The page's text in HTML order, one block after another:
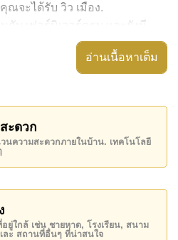
ณจะได้รับ วิว เมือง.
กับ เฟอร์นิเจอร์ครบ และยังมี
แก่ ห้องหัวมุม, เครื่องปรับ
มีสิ่งอำนวยความสะดวก
าวน่าหรือห้องอบไอน้ำ,
Residence Pattaya ได้แก่:
, ใกล้กับสปา & ซาวน่า , พัทยา
9 หลุม กอล์ฟ , โรงพยาบาล
ทยาอินเตอร์เนชั่นแนล
อ่านเนื้อหาเต็ม
ะดวก
นความสะดวกภายในบ้าน. เทคโนโลยี
ยู่ใกล้ เช่น ชายหาด, โรงเรียน, สนาม
ะ สถานที่อื่นๆ ที่น่าสนใจ